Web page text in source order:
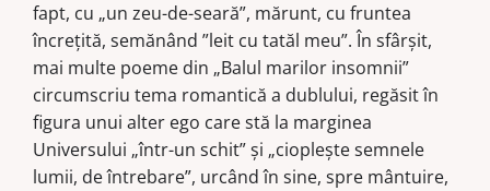
fapt, cu „un zeu-de-seară”, mărunt, cu fruntea
încrețită, semănând ”leit cu tatăl meu”. În sfârșit,
mai multe poeme din „Balul marilor insomnii”
circumscriu tema romantică a dublului, regăsit în
figura unui alter ego care stă la marginea
Universului „într-un schit” și „cioplește semnele
lumii, de întrebare”, urcând în sine, spre mântuire,